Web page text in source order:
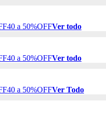
40 a 50%OFFVer todo
40 a 50%OFFVer todo
40 a 50%OFFVer Todo